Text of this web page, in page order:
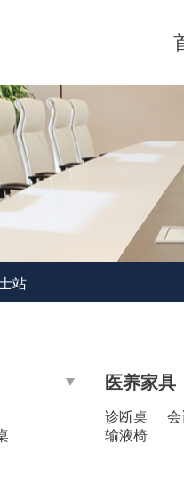
站
医养家具
诊断桌
会
输液椅